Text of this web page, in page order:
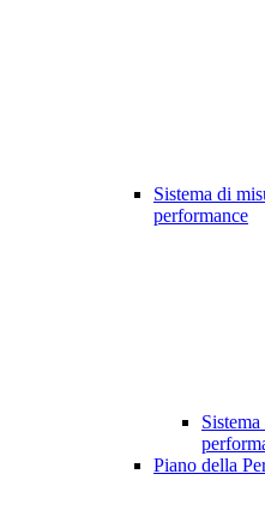
Sistema di
performance
Piano della